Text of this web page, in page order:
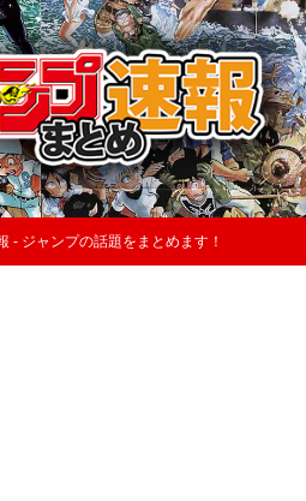
- ジャンプの話題をまとめます！